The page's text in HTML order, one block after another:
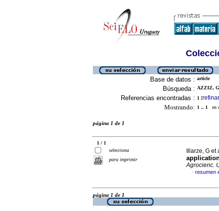
Base de datos : article
Búsqueda : AZZIZ,
Referencias encontradas : 1 [refinar
Mostrando: 1 .. 1 en
página 1 de 1
1 / 1
selecciona
para imprimir
Illarze, G
Agrocienc.
· resumen
página 1 de 1